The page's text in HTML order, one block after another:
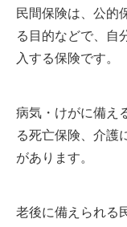
民間保険は、公的
る目的などで、自
入する保険です。
病気・けがに備え
る死亡保険、介護
があります。
老後に備えられる